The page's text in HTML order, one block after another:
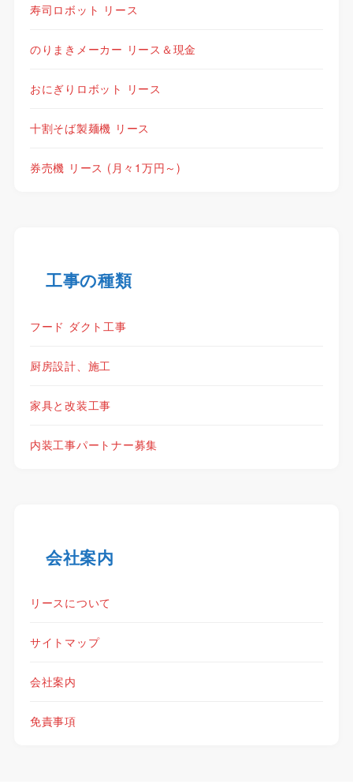
寿司ロボット リース
のりまきメーカー リース＆現金
おにぎりロボット リース
十割そば製麺機 リース
券売機 リース (月々1万円～)
工事の種類
フード ダクト工事
厨房設計、施工
家具と改装工事
内装工事パートナー募集
会社案内
リースについて
サイトマップ
会社案内
免責事項